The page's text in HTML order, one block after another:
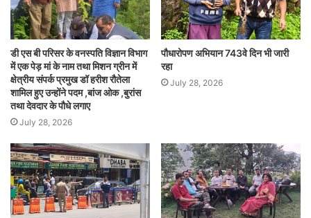
डी एस बी परिसर के वनस्पति विज्ञान विभाग
में एक पेड़ मां के नाम तथा मिशन ग्रीन में
क्षेत्रीय संपर्क प्रमुख डॉ हरीश रौतेला
शामिल हुए उन्होंने पदम ,बांज ओक ,बुरांस
तथा देवदार के पौधे लगाए
July 28, 2026
पौधारोपण अभियान 743वे दिन भी जारी
रहा
July 28, 2026